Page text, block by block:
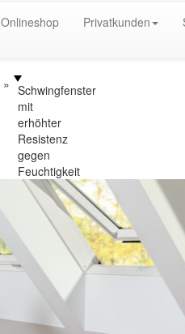
Onlineshop Privatkunden
Schwingfenster
mit
erhöhter
Resistenz
gegen
Feuchtigkeit